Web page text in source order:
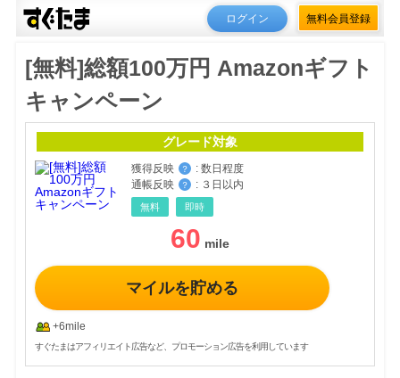
ログイン 無料会員登録
[無料]総額100万円 Amazonギフト
キャンペーン
グレード対象
獲得反映 ？ : 数日程度
通帳反映
？ : ３日以内
無料 即時
60
マイルを貯める
+6mile
すぐたまはアフィリエイト広告など、プロモーション広告を利用しています